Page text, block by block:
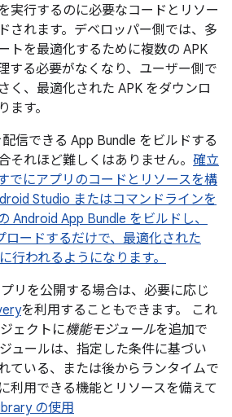
実行するのに必要なコードとリソー
されます。デベロッパー側では、多
トを最適化するために複数の APK
する必要がなくなり、ユーザー側で
く、最適化された APK をダウンロ
す。
信できる App Bundle をビルドする
それほど難しくはありません。 確立
でにアプリのコードとリソースを構
Studio またはコマンドラインを
Android App Bundle をビルドし、
ロードするだけで、最適化された
行われるようになります。
リを公開する場合は、必要に応じ
を利用することもできます。 これ
ェクトに機能モジュールを追加で
ュールは、指定した条件に基づい
ている、または後からランタイムで
利用できる機能とリソースを備えて
の使用